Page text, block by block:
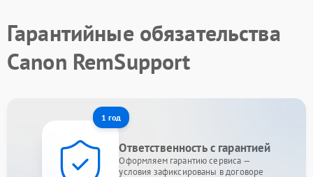
Гарантийные обязательства
Canon RemSupport
1 год
Ответственность с гарантией
Оформляем гарантию сервиса —
условия зафиксированы в договоре